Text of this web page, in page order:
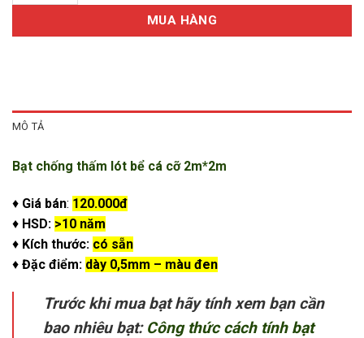
MUA HÀNG
MÔ TẢ
Bạt chống thấm lót bể cá cỡ 2m*2m
♦ Giá bán: 120.000đ
♦ HSD: >10 năm
♦ Kích thước: có sẵn
♦ Đặc điểm: dày 0,5mm – màu đen
Trước khi mua bạt hãy tính xem bạn cần
bao nhiêu bạt: Công thức cách tính bạt